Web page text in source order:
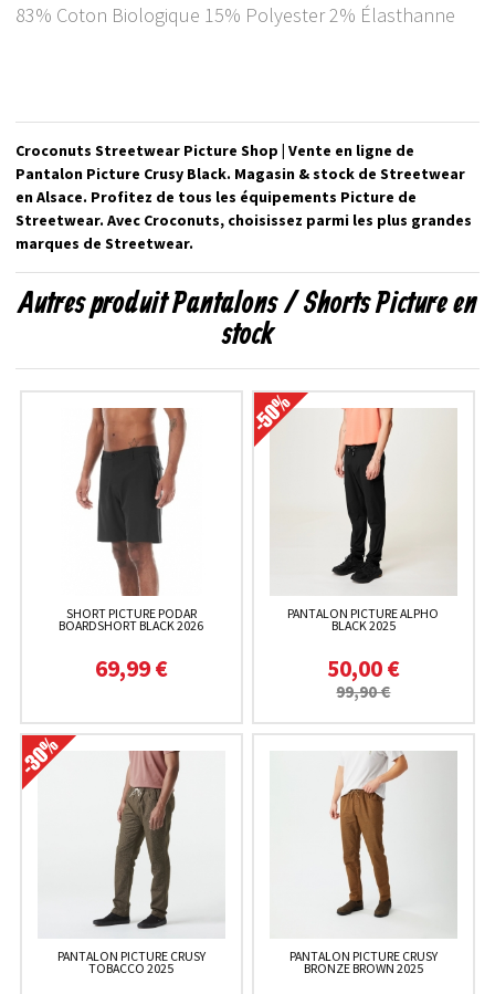
83% Coton Biologique 15% Polyester 2% Élasthanne
Croconuts Streetwear Picture Shop | Vente en ligne de
Pantalon Picture Crusy Black. Magasin & stock de Streetwear
en Alsace. Profitez de tous les équipements Picture de
Streetwear. Avec Croconuts, choisissez parmi les plus grandes
marques de Streetwear.
Autres produit Pantalons / Shorts Picture en
stock
SHORT PICTURE PODAR
BOARDSHORT BLACK 2026
69,99 €
PANTALON PICTURE ALPHO
BLACK 2025
50,00 €
99,90 €
PANTALON PICTURE CRUSY
TOBACCO 2025
PANTALON PICTURE CRUSY
BRONZE BROWN 2025